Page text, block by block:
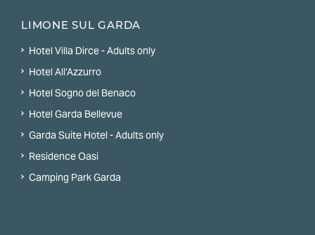
LIMONE SUL GARDA
Hotel Villa Dirce - Adults only
Hotel All’Azzurro
Hotel Sogno del Benaco
Hotel Garda Bellevue
Garda Suite Hotel - Adults only
Residence Oasi
Camping Park Garda